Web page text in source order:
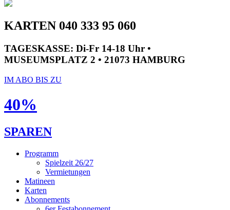
KARTEN 040 333 95 060
TAGESKASSE: Di-Fr 14-18 Uhr •
MUSEUMSPLATZ 2 • 21073 HAMBURG
IM ABO BIS ZU
40%
SPAREN
Programm
Spielzeit 26/27
Vermietungen
Matineen
Karten
Abonnements